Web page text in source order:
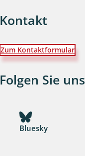
Kontakt
Zum Kontaktformular
Folgen Sie uns
Bluesky